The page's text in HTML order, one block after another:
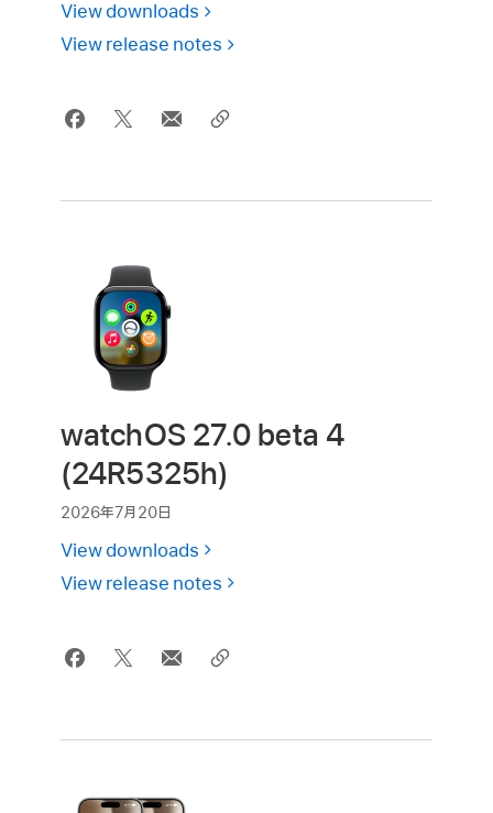
View downloads
View release notes
watchOS 27.0 beta 4
(24R5325h)
2026年7月20日
View downloads
View release notes